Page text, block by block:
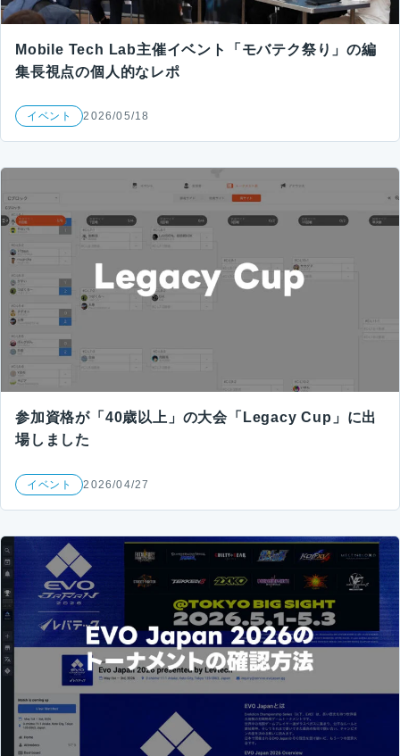
Mobile Tech Lab主催イベント「モバテク祭り」の編
集長視点の個人的なレポ
イベント 2026/05/18
参加資格が「40歳以上」の大会「Legacy Cup」に出
場しました
イベント 2026/04/27